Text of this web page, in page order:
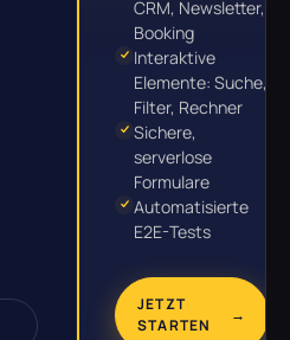
CRM, Newsletter,
Booking
Interaktive
Elemente: Suche,
Filter, Rechner
Sichere,
serverlose
Formulare
Automatisierte
E2E-Tests
JETZT
STARTEN
→